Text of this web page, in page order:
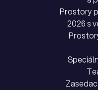
Prostory
2026 s